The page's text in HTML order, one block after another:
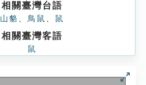
相關臺灣台語
山貉 鳥鼠 鼠
相關臺灣客語
鼠